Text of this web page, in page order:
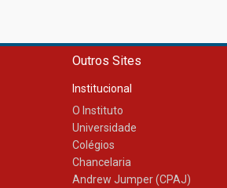
Outros Sites
Institucional
O Instituto
Universidade
Colégios
Chancelaria
Andrew Jumper (CPAJ)